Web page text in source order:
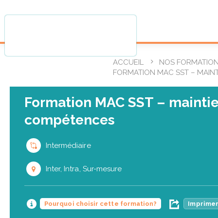
ACCUEIL
NOS
FORMATION MAC SST –
Formation MAC SST –
compétences
Intermédiaire
Inter, Intra, Sur-mesure
Pourquoi choisir cette formation?